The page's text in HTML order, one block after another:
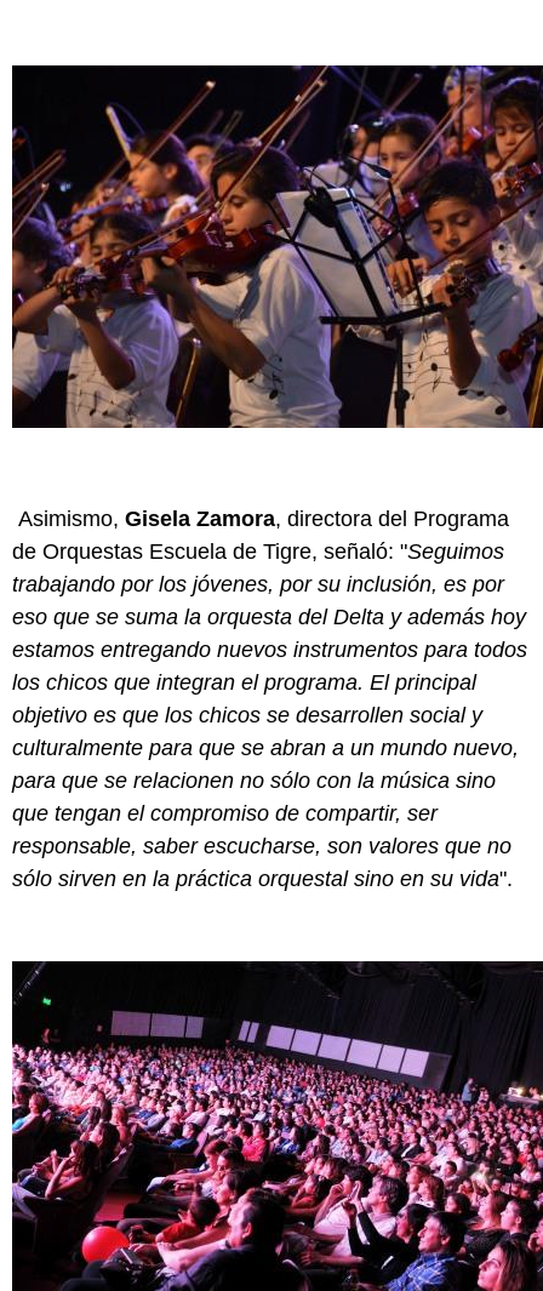
Asimismo, Gisela Zamora, directora del Programa
de Orquestas Escuela de Tigre, señaló: "Seguimos
trabajando por los jóvenes, por su inclusión, es por
eso que se suma la orquesta del Delta y además hoy
estamos entregando nuevos instrumentos para todos
los chicos que integran el programa. El principal
objetivo es que los chicos se desarrollen social y
culturalmente para que se abran a un mundo nuevo,
para que se relacionen no sólo con la música sino
que tengan el compromiso de compartir, ser
responsable, saber escucharse, son valores que no
sólo sirven en la práctica orquestal sino en su vida".